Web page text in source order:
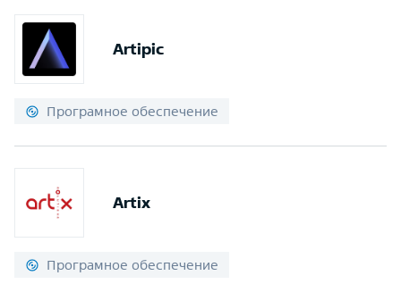
Artipic
Програмное обеспечение
Artix
Програмное обеспечение